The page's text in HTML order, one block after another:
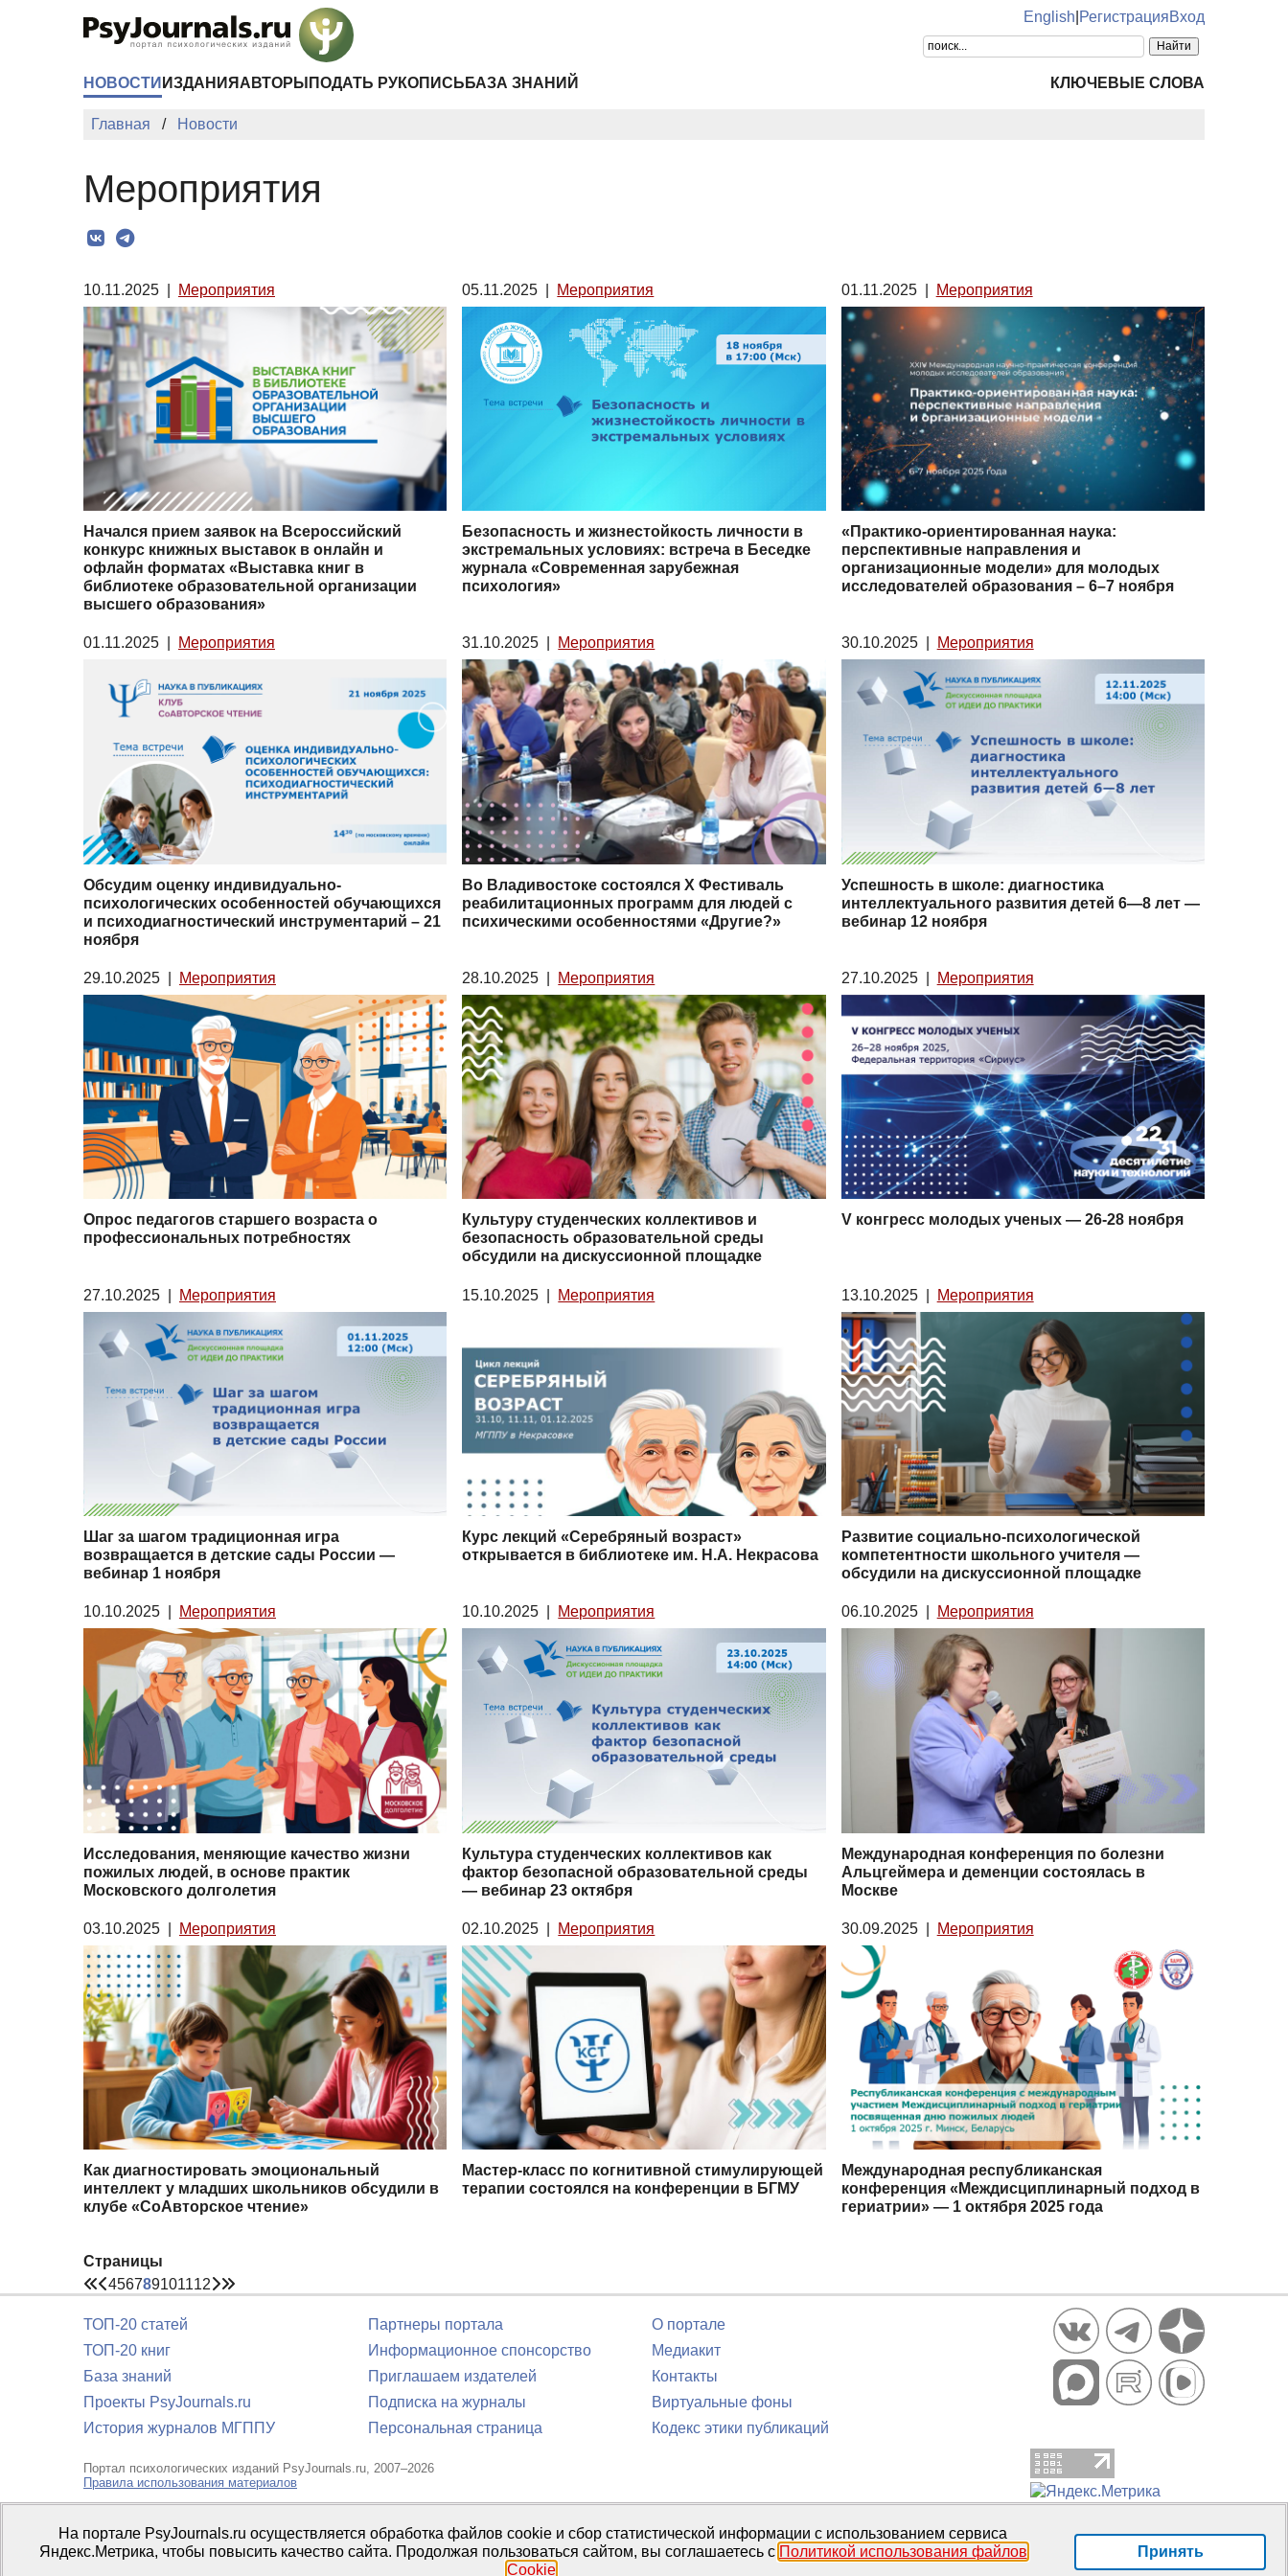
English РегистрацияВход
НОВОСТИ ИЗДАНИЯ АВТОРЫ ПОДАТЬ РУКОПИСЬ БАЗА ЗНАНИЙ КЛЮЧЕВЫЕ СЛОВА
Главная Новости
Мероприятия
10.11.2025 Мероприятия
Начался прием заявок на Всероссийский
конкурс книжных выставок в онлайн и
офлайн форматах «Выставка книг в
библиотеке образовательной организации
высшего образования»
05.11.2025 Мероприятия
Безопасность и жизнестойкость личности в
экстремальных условиях: встреча в Беседке
журнала «Современная зарубежная
психология»
01.11.2025| Мероприятия
«Практико-ориентированная наука:
перспективные направления и
организационные модели» для молодых
исследователей образования – 6–7 ноября
01.11.2025 Мероприятия
Обсудим оценку индивидуально-
психологических особенностей обучающихся
и психодиагностический инструментарий – 21
ноября
31.10.2025 Мероприятия
Во Владивостоке состоялся X Фестиваль
реабилитационных программ для людей с
психическими особенностями «Другие?»
30.10.2025| Мероприятия
Успешность в школе: диагностика
интеллектуального развития детей 6—8 лет —
вебинар 12 ноября
29.10.2025 Мероприятия
Опрос педагогов старшего возраста о
профессиональных потребностях
28.10.2025 Мероприятия
Культуру студенческих коллективов и
безопасность образовательной среды
обсудили на дискуссионной площадке
27.10.2025| Мероприятия
V конгресс молодых ученых — 26-28 ноября
27.10.2025 Мероприятия
Шаг за шагом традиционная игра
возвращается в детские сады России —
вебинар 1 ноября
15.10.2025 Мероприятия
Курс лекций «Серебряный возраст»
открывается в библиотеке им. Н.А. Некрасова
13.10.2025| Мероприятия
Развитие социально-психологической
компетентности школьного учителя —
обсудили на дискуссионной площадке
10.10.2025 Мероприятия
Исследования, меняющие качество жизни
пожилых людей, в основе практик
Московского долголетия
10.10.2025 Мероприятия
Культура студенческих коллективов как
фактор безопасной образовательной среды
— вебинар 23 октября
06.10.2025| Мероприятия
Международная конференция по болезни
Альцгеймера и деменции состоялась в
Москве
03.10.2025 Мероприятия
Как диагностировать эмоциональный
интеллект у младших школьников обсудили в
клубе «СоАвторское чтение»
02.10.2025 Мероприятия
Мастер-класс по когнитивной стимулирующей
терапии состоялся на конференции в БГМУ
30.09.2025| Мероприятия
Международная республиканская
конференция «Междисциплинарный подход в
гериатрии» — 1 октября 2025 года
Страницы
456789101112
ТОП-20 статей
ТОП-20 книг
База знаний
Проекты PsyJournals.ru
История журналов МГППУ
Партнеры портала
Информационное спонсорство
Приглашаем издателей
Подписка на журналы
Персональная страница
О портале
Медиакит
Контакты
Виртуальные фоны
Кодекс этики публикаций
Портал психологических изданий PsyJournals.ru, 2007–2026
Правила использования материалов
Свидетельство регистрации СМИЭл № ФС77-66447 от 14 июля 2016 г.
Издатель:ФГБОУ ВО МГППУ
На портале PsyJournals.ru осуществляется обработка файлов cookie и сбор статистической информации с использованием сервиса
Яндекс.Метрика, чтобы повысить качество сайта. Продолжая пользоваться сайтом, вы соглашаетесь с Политикой использования файлов
Cookie.
Принять